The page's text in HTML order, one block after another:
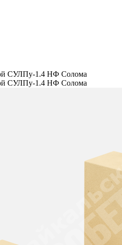
СУЛПу-1.4 НФ Солома
СУЛПу-1.4 НФ Солома